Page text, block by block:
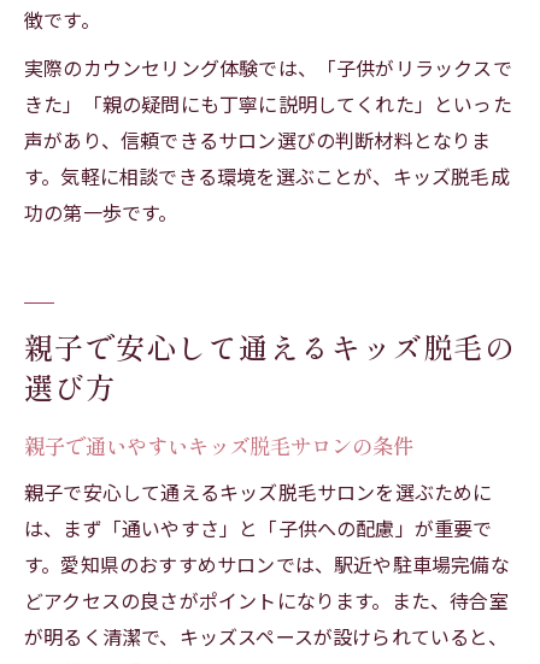
徴です。
実際のカウンセリング体験では、「子供がリラックスで
きた」「親の疑問にも丁寧に説明してくれた」といった
声があり、信頼できるサロン選びの判断材料となりま
す。気軽に相談できる環境を選ぶことが、キッズ脱毛成
功の第一歩です。
親子で安心して通えるキッズ脱毛の
選び方
親子で通いやすいキッズ脱毛サロンの条件
親子で安心して通えるキッズ脱毛サロンを選ぶために
は、まず「通いやすさ」と「子供への配慮」が重要で
す。愛知県のおすすめサロンでは、駅近や駐車場完備な
どアクセスの良さがポイントになります。また、待合室
が明るく清潔で、キッズスペースが設けられていると、